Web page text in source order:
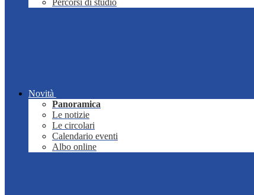
Percorsi di studio
Novità
Panoramica
Le notizie
Le circolari
Calendario eventi
Albo online